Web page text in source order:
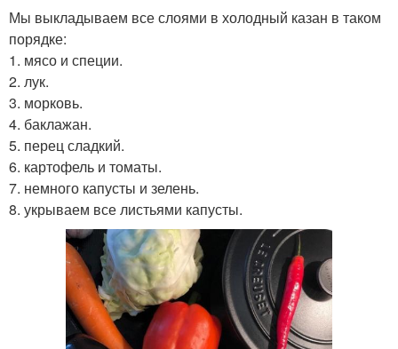
Мы выкладываем все слоями в холодный казан в таком
порядке:
1. мясо и специи.
2. лук.
3. морковь.
4. баклажан.
5. перец сладкий.
6. картофель и томаты.
7. немного капусты и зелень.
8. укрываем все листьями капусты.